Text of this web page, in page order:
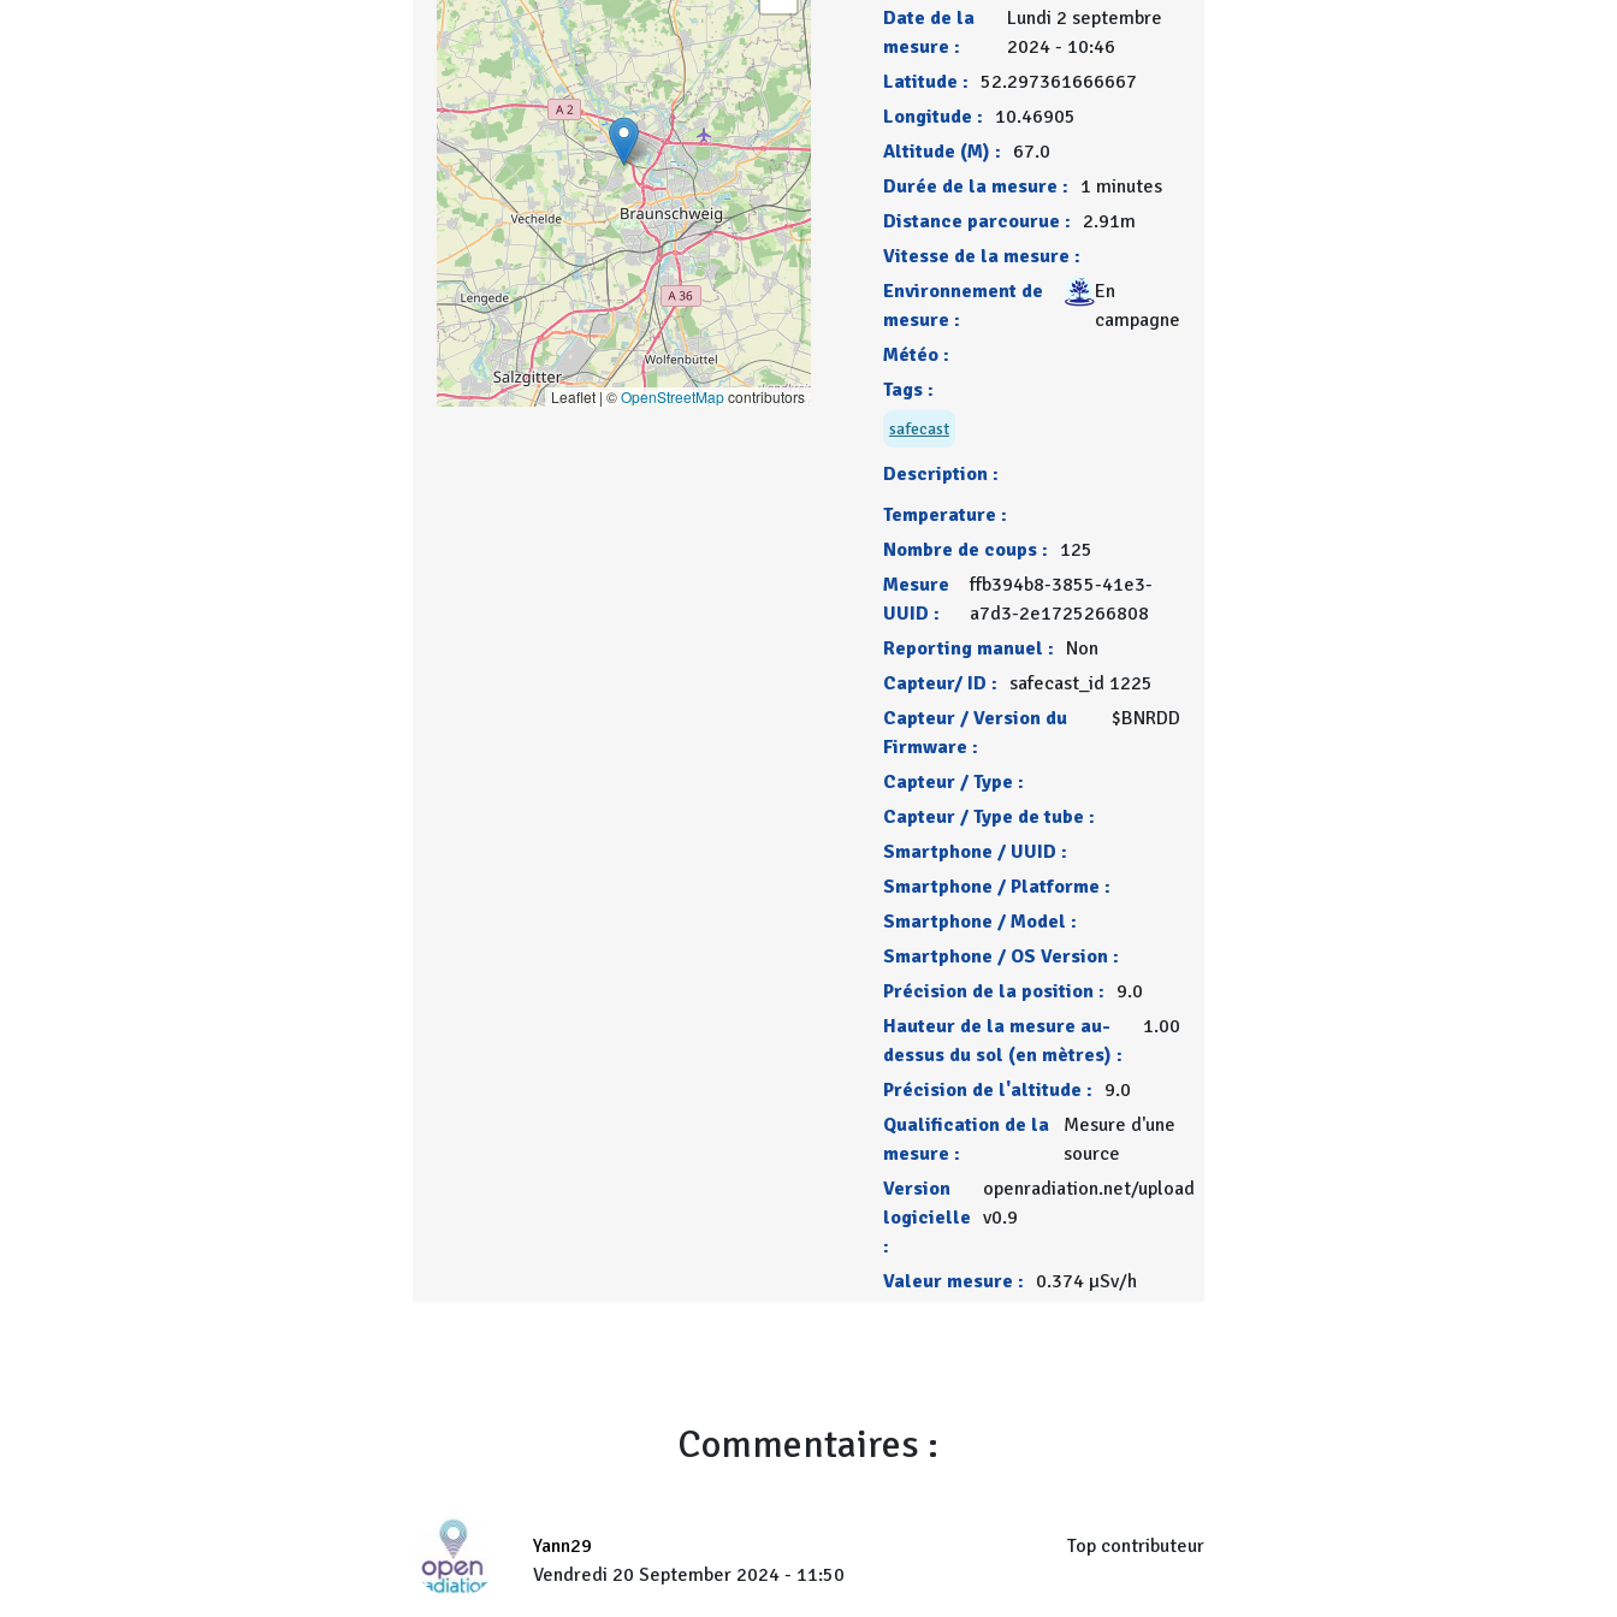
Leaflet | ©OpenStreetMapcontributors
Date de la
mesure :
Lundi 2 septembre
2024 - 10:46
Latitude : 52.297361666667
Longitude : 10.46905
Altitude (M) : 67.0
Durée de la mesure : 1 minutes
Distance parcourue : 2.91m
Vitesse de la mesure :
Environnement de
mesure :
En
campagne
Météo :
Tags :
safecast
Description :
Temperature :
Nombre de coups : 125
Mesure
UUID :
ffb394b8-3855-41e3-
a7d3-2e1725266808
Reporting manuel : Non
Capteur/ ID : safecast_id 1225
Capteur / Version du
Firmware :
$BNRDD
Capteur / Type :
Capteur / Type de tube :
Smartphone / UUID :
Smartphone / Platforme :
Smartphone / Model :
Smartphone / OS Version :
Précision de la position : 9.0
Hauteur de la mesure au-
dessus du sol (en mètres) :
1.00
Précision de l'altitude : 9.0
Qualification de la
mesure :
Mesure d'une
source
Version
logicielle
:
openradiation.net/upload
v0.9
Valeur mesure : 0.374 µSv/h
Commentaires :
Yann29
Top contributeur
Vendredi 20 September 2024 - 11:50